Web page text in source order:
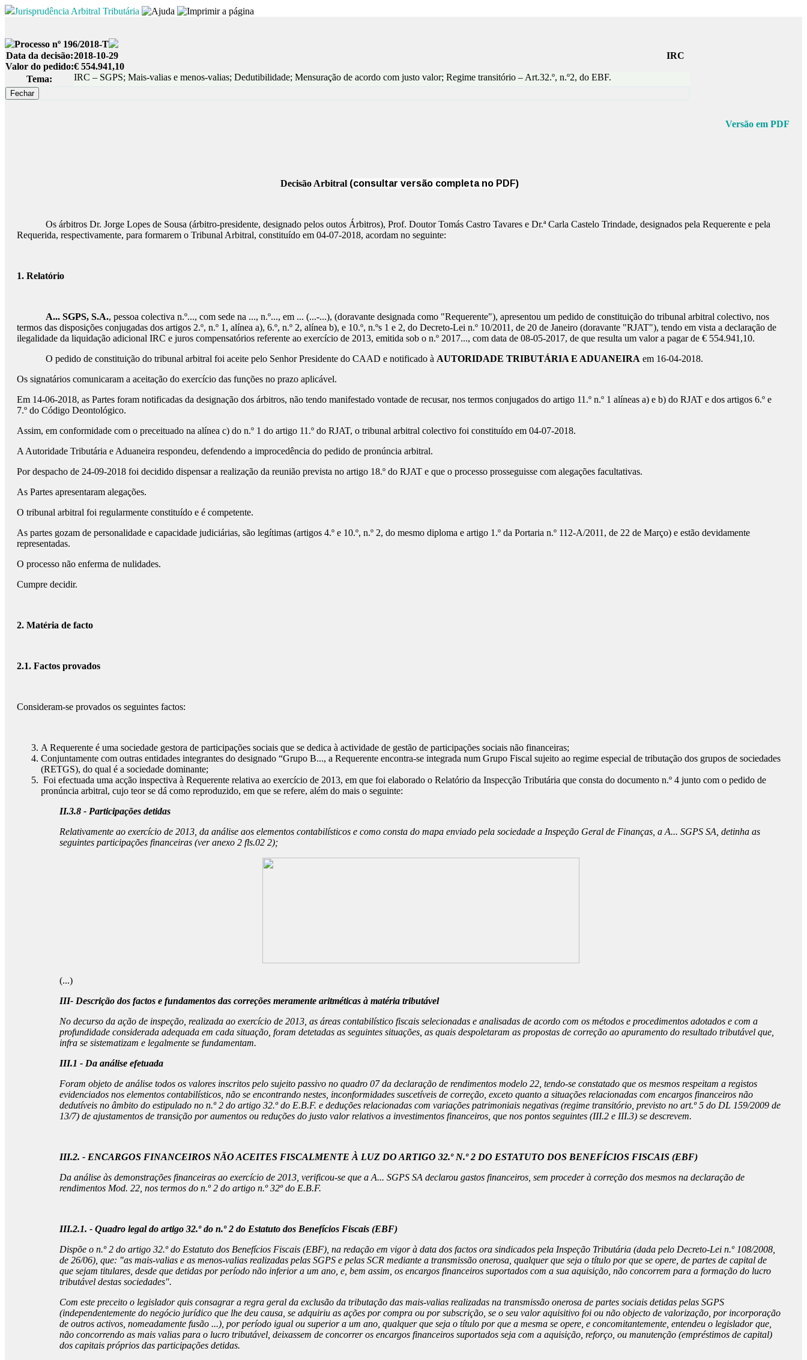
Jurisprudência Arbitral Tributária
Processo nº 196/2018-T
Data da decisão:2018-10-29
IRC
Valor do pedido:€ 554.941,10
Tema:
IRC – SGPS; Mais-valias e menos-valias; Dedutibilidade; Mensuração de acordo com justo valor; Regime transitório – Art.32.º, n.º2, do EBF.
Versão em PDF
Decisão Arbitral (consultar versão completa no PDF)
Os árbitros Dr. Jorge Lopes de Sousa (árbitro-presidente, designado pelos outos Árbitros), Prof. Doutor Tomás Castro Tavares e Dr.ª Carla Castelo Trindade, designados pela Requerente e pela
Requerida, respectivamente, para formarem o Tribunal Arbitral, constituído em 04-07-2018, acordam no seguinte:
1. Relatório
A... SGPS, S.A., pessoa colectiva n.º..., com sede na ..., n.º..., em ... (...-...), (doravante designada como "Requerente"), apresentou um pedido de constituição do tribunal arbitral colectivo, nos
termos das disposições conjugadas dos artigos 2.º, n.º 1, alínea a), 6.º, n.º 2, alínea b), e 10.º, n.ºs 1 e 2, do Decreto-Lei n.º 10/2011, de 20 de Janeiro (doravante "RJAT"), tendo em vista a declaração de
ilegalidade da liquidação adicional IRC e juros compensatórios referente ao exercício de 2013, emitida sob o n.º 2017..., com data de 08-05-2017, de que resulta um valor a pagar de € 554.941,10.
O pedido de constituição do tribunal arbitral foi aceite pelo Senhor Presidente do CAAD e notificado à AUTORIDADE TRIBUTÁRIA E ADUANEIRA em 16-04-2018.
Os signatários comunicaram a aceitação do exercício das funções no prazo aplicável.
Em 14-06-2018, as Partes foram notificadas da designação dos árbitros, não tendo manifestado vontade de recusar, nos termos conjugados do artigo 11.º n.º 1 alíneas a) e b) do RJAT e dos artigos 6.º e
7.º do Código Deontológico.
Assim, em conformidade com o preceituado na alínea c) do n.º 1 do artigo 11.º do RJAT, o tribunal arbitral colectivo foi constituído em 04-07-2018.
A Autoridade Tributária e Aduaneira respondeu, defendendo a improcedência do pedido de pronúncia arbitral.
Por despacho de 24-09-2018 foi decidido dispensar a realização da reunião prevista no artigo 18.º do RJAT e que o processo prosseguisse com alegações facultativas.
As Partes apresentaram alegações.
O tribunal arbitral foi regularmente constituído e é competente.
As partes gozam de personalidade e capacidade judiciárias, são legítimas (artigos 4.º e 10.º, n.º 2, do mesmo diploma e artigo 1.º da Portaria n.º 112-A/2011, de 22 de Março) e estão devidamente
representadas.
O processo não enferma de nulidades.
Cumpre decidir.
2. Matéria de facto
2.1. Factos provados
Consideram-se provados os seguintes factos:
A Requerente é uma sociedade gestora de participações sociais que se dedica à actividade de gestão de participações sociais não financeiras;
Conjuntamente com outras entidades integrantes do designado “Grupo B..., a Requerente encontra-se integrada num Grupo Fiscal sujeito ao regime especial de tributação dos grupos de sociedades
(RETGS), do qual é a sociedade dominante;
Foi efectuada uma acção inspectiva à Requerente relativa ao exercício de 2013, em que foi elaborado o Relatório da Inspecção Tributária que consta do documento n.º 4 junto com o pedido de
pronúncia arbitral, cujo teor se dá como reproduzido, em que se refere, além do mais o seguinte:
II.3.8 - Participações detidas
Relativamente ao exercício de 2013, da análise aos elementos contabilísticos e como consta do mapa enviado pela sociedade a Inspeção Geral de Finanças, a A... SGPS SA, detinha as
seguintes participações financeiras (ver anexo 2 fls.02 2);
(...)
III- Descrição dos factos e fundamentos das correções meramente aritméticas à matéria tributável
No decurso da ação de inspeção, realizada ao exercício de 2013, as áreas contabilístico fiscais selecionadas e analisadas de acordo com os métodos e procedimentos adotados e com a
profundidade considerada adequada em cada situação, foram detetadas as seguintes situações, as quais despoletaram as propostas de correção ao apuramento do resultado tributável que,
infra se sistematizam e legalmente se fundamentam.
III.1 - Da análise efetuada
Foram objeto de análise todos os valores inscritos pelo sujeito passivo no quadro 07 da declaração de rendimentos modelo 22, tendo-se constatado que os mesmos respeitam a registos
evidenciados nos elementos contabilísticos, não se encontrando nestes, inconformidades suscetíveis de correção, exceto quanto a situações relacionadas com encargos financeiros não
dedutíveis no âmbito do estipulado no n.º 2 do artigo 32.º do E.B.F. e deduções relacionadas com variações patrimoniais negativas (regime transitório, previsto no art.º 5 do DL 159/2009 de
13/7) de ajustamentos de transição por aumentos ou reduções do justo valor relativos a investimentos financeiros, que nos pontos seguintes (III.2 e III.3) se descrevem.
III.2. - ENCARGOS FINANCEIROS NÃO ACEITES FISCALMENTE À LUZ DO ARTIGO 32.º N.º 2 DO ESTATUTO DOS BENEFÍCIOS FISCAIS (EBF)
Da análise às demonstrações financeiras ao exercício de 2013, verificou-se que a A... SGPS SA declarou gastos financeiros, sem proceder à correção dos mesmos na declaração de
rendimentos Mod. 22, nos termos do n.º 2 do artigo n.º 32º do E.B.F.
III.2.1. - Quadro legal do artigo 32.º do n.º 2 do Estatuto dos Benefícios Fiscais (EBF)
Dispõe o n.º 2 do artigo 32.º do Estatuto dos Benefícios Fiscais (EBF), na redação em vigor à data dos factos ora sindicados pela Inspeção Tributária (dada pelo Decreto-Lei n.º 108/2008,
de 26/06), que: "as mais-valias e as menos-valias realizadas pelas SGPS e pelas SCR mediante a transmissão onerosa, qualquer que seja o título por que se opere, de partes de capital de
que sejam titulares, desde que detidas por período não inferior a um ano, e, bem assim, os encargos financeiros suportados com a sua aquisição, não concorrem para a formação do lucro
tributável destas sociedades".
Com este preceito o legislador quis consagrar a regra geral da exclusão da tributação das mais-valias realizadas na transmissão onerosa de partes sociais detidas pelas SGPS
(independentemente do negócio jurídico que lhe deu causa, se adquiriu as ações por compra ou por subscrição, se o seu valor aquisitivo foi ou não objecto de valorização, por incorporação
de outros activos, nomeadamente fusão ...), por período igual ou superior a um ano, qualquer que seja o título por que a mesma se opere, e concomitantemente, entendeu o legislador que,
não concorrendo as mais valias para o lucro tributável, deixassem de concorrer os encargos financeiros suportados seja com a aquisição, reforço, ou manutenção (empréstimos de capital)
dos capitais próprios das participações detidas.